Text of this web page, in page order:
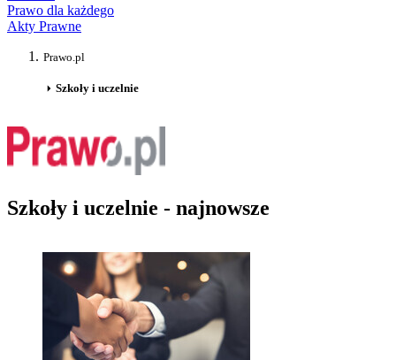
Prawo dla każdego
Akty Prawne
Prawo.pl
Szkoły i uczelnie
Szkoły i uczelnie - najnowsze